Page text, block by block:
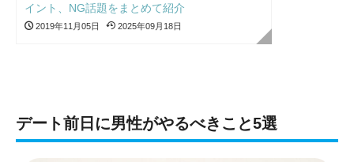
イント、NG話題をまとめて紹介
2019年11月05日 2025年09月18日
デート前日に男性がやるべきこと5選